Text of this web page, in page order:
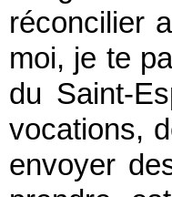
réconcilier
moi, je te
du Saint-
vocations,
envoyer